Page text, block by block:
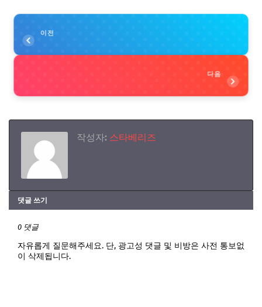
이전
다음
작성자: 스타베리즈
댓글 쓰기
0 댓글
자유롭게 질문해주세요. 단, 광고성 댓글 및 비방은 사전 통보없
이 삭제됩니다.